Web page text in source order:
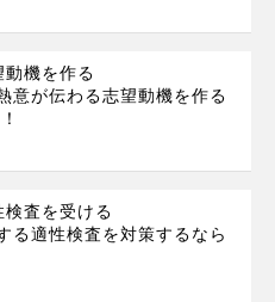
機を作る
意が伝わる志望動機を作る
査を受ける
る適性検査を対策するなら